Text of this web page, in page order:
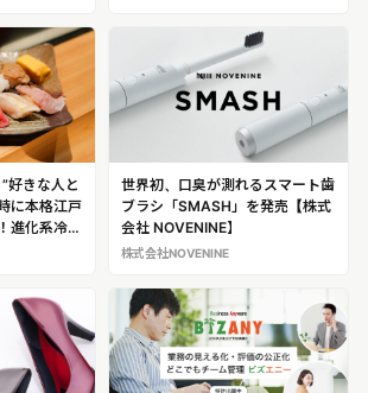
好きな人と
に本格江戸
進化系冷凍
世界初、口臭が測れるスマート歯
ブラシ「SMASH」を発売【株式
会社 NOVENINE】
株式会社NOVENINE